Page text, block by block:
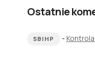
Ostatnie
SBIHP -